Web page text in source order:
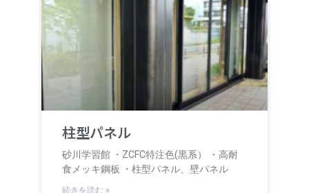
柱型パネル
砂川学習館 ・ZCFC特注色(黒系） ・高耐
食メッキ鋼板 ・柱型パネル、壁パネル
続きを読む »